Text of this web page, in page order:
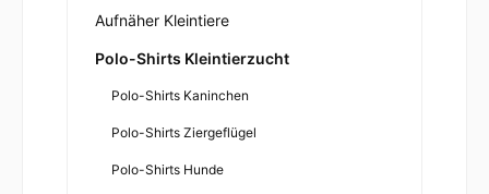
Aufnäher Kleintiere
Polo-Shirts Kleintierzucht
Polo-Shirts Kaninchen
Polo-Shirts Ziergeflügel
Polo-Shirts Hunde